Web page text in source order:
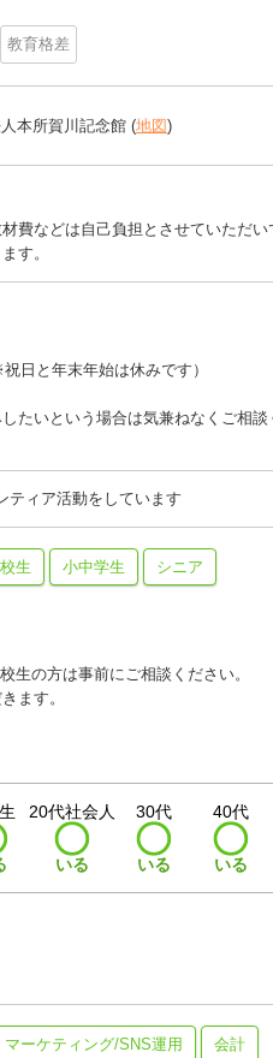
教育格差
本所賀川記念館 (地図)
費などは自己負担とさせていただい
す。
日と年末年始は休みです）
たいという場合は気兼ねなくご相談
ティア活動をしています
生 小中学生 シニア
生の方は事前にご相談ください。
ます。
20代社会人
いる
30代
いる
40代
いる
マーケティング/SNS運用 会計